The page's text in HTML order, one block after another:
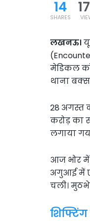
14
SHARES
लखनऊ।
मेडिकल
थाना
28 अगस्त
करोड़ का
लगाया
आज भोर में
अगुआई में
चली।
शिफ्टिंग